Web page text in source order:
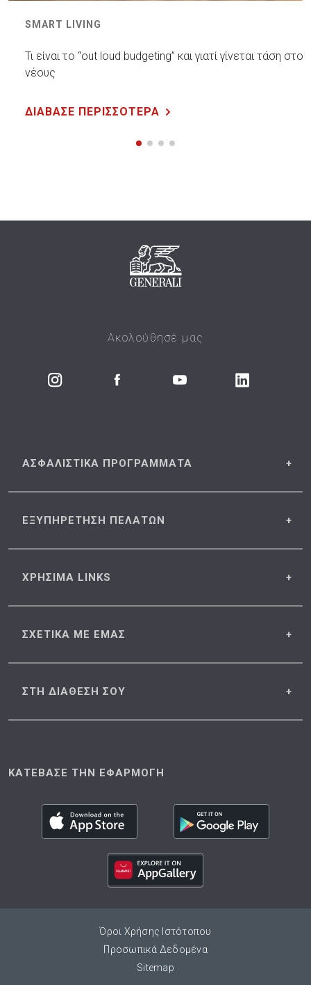
SMART LIVING
Τι είναι το “out loud budgeting” και γιατί γίνεται τάση
νέους
ΔΙΑΒΑΣΕ ΠΕΡΙΣΣΟΤΕΡΑ
Ακολούθησέ μας
ΑΣΦΑΛΙΣΤΙΚΑ ΠΡΟΓΡΑΜΜΑΤΑ
ΕΞΥΠΗΡΕΤΗΣΗ ΠΕΛΑΤΩΝ
ΧΡΗΣΙΜΑ LINKS
ΣΧΕΤΙΚΑ ΜΕ ΕΜΑΣ
ΣΤΗ ΔΙΑΘΕΣΗ ΣΟΥ
ΚΑΤΕΒΑΣΕ ΤΗΝ ΕΦΑΡΜΟΓΗ
Όροι Χρήσης Ιστότοπου
Προσωπικά Δεδομένα
Sitemap